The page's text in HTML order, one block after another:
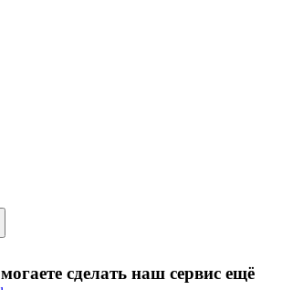
сделать наш сервис ещё